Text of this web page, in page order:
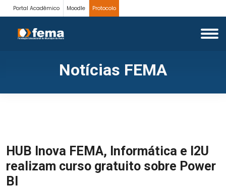
Portal Acadêmico Moodle Protocolo
Notícias FEMA
HUB Inova FEMA, Informática e I2U
realizam curso gratuito sobre Power
BI